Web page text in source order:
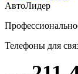
АвтоЛидер
Телефоны для